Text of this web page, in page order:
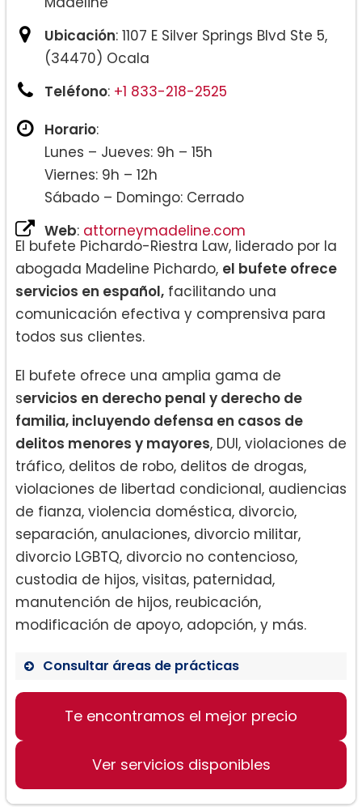
Ubicación: 1107 E Silver Springs Blvd Ste 5,
(34470) Ocala
Teléfono: +1 833-218-2525
Horario:
Lunes – Jueves: 9h – 15h
Viernes: 9h – 12h
Sábado – Domingo: Cerrado
Web: attorneymadeline.com
El bufete Pichardo-Riestra Law, liderado por la
abogada Madeline Pichardo, el bufete ofrece
servicios en español, facilitando una
comunicación efectiva y comprensiva para
todos sus clientes.
El bufete ofrece una amplia gama de
servicios en derecho penal y derecho de
familia, incluyendo defensa en casos de
delitos menores y mayores, DUI, violaciones de
tráfico, delitos de robo, delitos de drogas,
violaciones de libertad condicional, audiencias
de fianza, violencia doméstica, divorcio,
separación, anulaciones, divorcio militar,
divorcio LGBTQ, divorcio no contencioso,
custodia de hijos, visitas, paternidad,
manutención de hijos, reubicación,
modificación de apoyo, adopción, y más.
Consultar áreas de prácticas
Derecho Penal
Derecho de Familia
Divorcio y Separación
Custodia y Visitas
Te encontramos el mejor precio
Ver servicios disponibles